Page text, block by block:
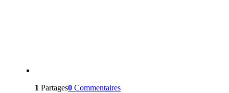
1 Partages0 Commentaires